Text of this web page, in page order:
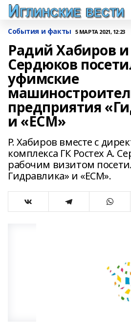
События и факты 5 МАРТА 2021, 12:23
Радий Хабиров
Сердюков
уфимские
предприятия
и «ЕСМ»
Р. Хабиров вместе с
комплекса ГК Ростех А.
рабочим визитом
Гидравлика» и «ЕСМ».